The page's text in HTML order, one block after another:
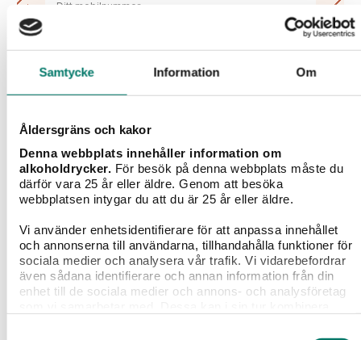
Samtycke Information Om
Åldersgräns och kakor
Denna webbplats innehåller information om
alkoholdrycker. För besök på denna webbplats måste du
därför vara 25 år eller äldre. Genom att besöka
webbplatsen intygar du att du är 25 år eller äldre.
Vi använder enhetsidentifierare för att anpassa innehållet
och annonserna till användarna, tillhandahålla funktioner för
sociala medier och analysera vår trafik. Vi vidarebefordrar
även sådana identifierare och annan information från din
enhet till de sociala medier och annons- och analysföretag
tillhandahållit eller som de har samlat in när du har använt
Jag har tagit del av Vivassekretesspolicyoch
godkänner att mina uppgifter hanteras och
lagras enligt denna.*
Liknande viner